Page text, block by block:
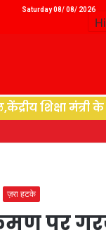
Saturday 08/ 08/ 2026
मंत्री के
ज़रा हटके
पर